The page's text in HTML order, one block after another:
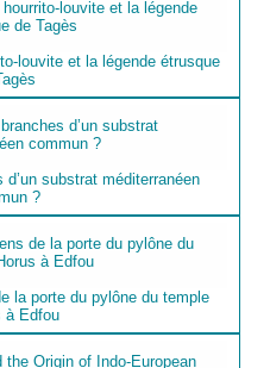
louvite et la légende étrusque
substrat méditerranéen
?
la porte du pylône du temple
à Edfou